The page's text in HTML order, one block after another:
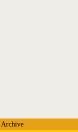
Archive